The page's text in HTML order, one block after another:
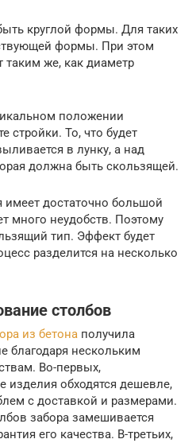
круглой формы. Для таких
формы. При этом
таким же, как диаметр
положении
стройки. То, что будет
в лунку, а над
должна быть скользящей.
имеет достаточно большой
много неудобств. Поэтому
тип. Эффект будет
разделится на несколько
столбов
из бетона получила
благодаря нескольким
Во-первых,
изделия обходятся дешевле,
с доставкой и размерами.
забора замешивается
его качества. В-третьих,